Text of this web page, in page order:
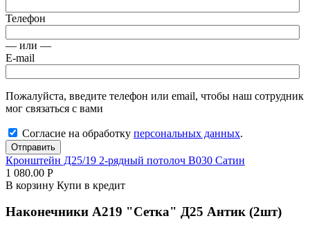
Телефон
— или —
E-mail
Пожалуйста, введите телефон или email, чтобы наш сотрудник
мог связаться с вами
Согласие на обработку персональных данных.
Отправить
Кронштейн Д25/19 2-рядный потолоч В030 Сатин
1 080.00 Р
В корзину Купи в кредит
Наконечники А219 "Сетка" Д25 Антик (2шт)